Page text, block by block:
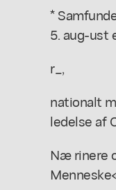
*
5. aug-ust
r_,
nationalt
ledelse af
Næ rinere